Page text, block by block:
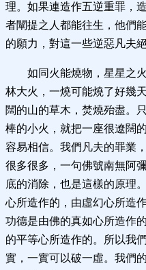
理。如果連造作五逆重罪，
者闡提之人都能往生，他們
的願力，對這一些逆惡凡夫
如同火能燒物，星星之
林大火，一燒可能燒了好幾
闊的山的草木，焚燒殆盡。
棒的小火，就把一座很遼闊
容易相信。我們凡夫的罪業
很多很多，一句佛號南無阿
底的消除，也是這樣的原理
心所造作的，由虛幻心所造
功德是由佛的真如心所造作
的平等心所造作的。所以我
實，一實可以破一虛。我們